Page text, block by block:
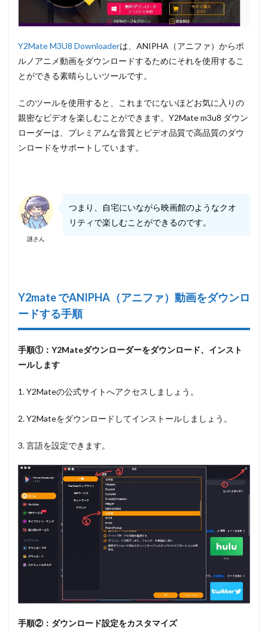
Y2Mate M3U8 Downloaderは、ANIPHA（アニファ）からポ
ルノアニメ動画をダウンロードするためにそれを使用するこ
とができる素晴らしいツールです。
このツールを使用すると、これまでにないほどお気に入りの
親密なビデオを楽しむことができます。Y2Mate m3u8 ダウン
ローダーは、プレミアムな音質とビデオ品質で高品質のダウ
ンロードをサポートしています。
謎さん
つまり、自宅にいながら映画館のようなクオ
リティで楽しむことができるのです。
Y2mate でANIPHA（アニファ）動画をダウンロ
ードする手順
手順①：Y2Mateダウンローダーをダウンロード、インスト
ールします
1. Y2Mateの公式サイトへアクセスしましょう。
2. Y2Mateをダウンロードしてインストールしましょう。
3. 言語を設定できます。
手順②：ダウンロード設定をカスタマイズ